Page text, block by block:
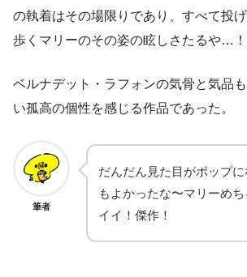
の執着はその場限りであり、すべて投
歩くマリーのその姿の眩しさたるや…
ベルナデット・ラフォンの気骨と気品
い孤高の個性を感じる作品であった。
筆者
だんだん見た目がポップ
もよかったな〜マリーめ
イイ！傑作！